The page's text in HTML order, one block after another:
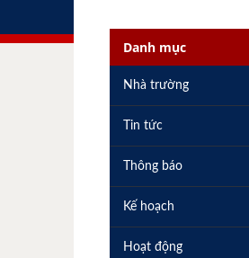
Danh mục
Nhà trường
Tin tức
Thông báo
Kế hoạch
Hoạt động